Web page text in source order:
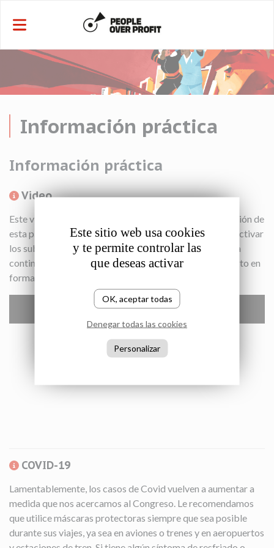
Información práctica
Información práctica
Video
Este vídeo es una versión abreviada de toda la información de
esta página. Si el inglés no es su idioma, puede intentar activar
los subtítulos automáticos o simplemente leer el texto a
continuación; no hay nada en el video que no esté cubierto en
forma de texto aquí.
YouTube está deshabilitado. Permitir
COVID-19
Lamentablemente, los casos de Covid vuelven a aumentar a
medida que nos acercamos al Congreso. Le recomendamos
que utilice máscaras protectoras siempre que sea posible
durante sus viajes, ya sea en aviones o trenes y en aeropuertos
Este sitio web usa cookies
y te permite controlar las
que deseas activar
OK, aceptar todas
Denegar todas las cookies
Personalizar